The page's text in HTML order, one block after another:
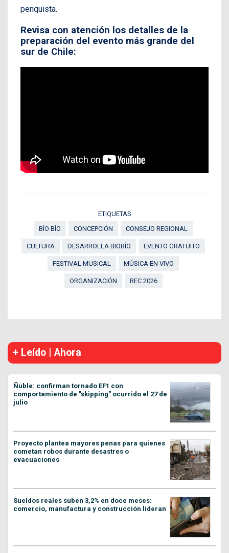
penquista.
Revisa con atención los detalles de la
preparación del evento más grande del
sur de Chile:
ETIQUETAS
BÍO BÍO
CONCEPCIÓN CONSEJO REGIONAL
CULTURA DESARROLLA BIOBÍO EVENTO GRATUITO
FESTIVAL MUSICAL MÚSICA EN VIVO
ORGANIZACIÓN REC 2026
+ Leído | Ahora
Ñuble: confirman tornado EF1 con
comportamiento de "skipping" ocurrido el 27 de
julio
Proyecto plantea mayores penas para quienes
cometan robos durante desastres o
evacuaciones
Sueldos reales suben 3,2% en doce meses:
comercio, manufactura y construcción lideran